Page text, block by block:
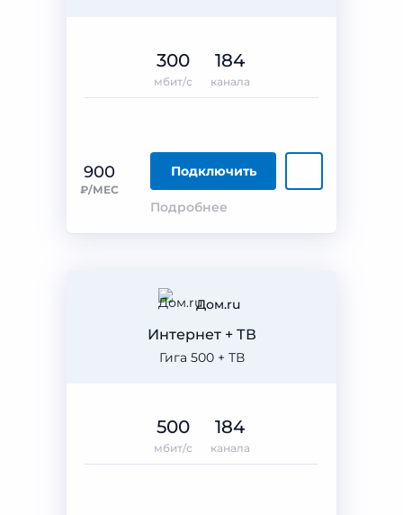
900
₽/МЕС
Подключить
Подробнее
300
мбит/с
184
канала
Дом.ru
Гига 500 + ТВ
Интернет + ТВ
500
мбит/с
184
канала